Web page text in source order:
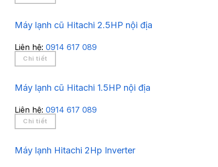
Máy lạnh cũ Hitachi 2.5HP nội địa
Liên hệ: 0914 617 089
Chi tiết
Máy lạnh cũ Hitachi 1.5HP nội địa
Liên hệ: 0914 617 089
Chi tiết
Máy lạnh Hitachi 2Hp Inverter